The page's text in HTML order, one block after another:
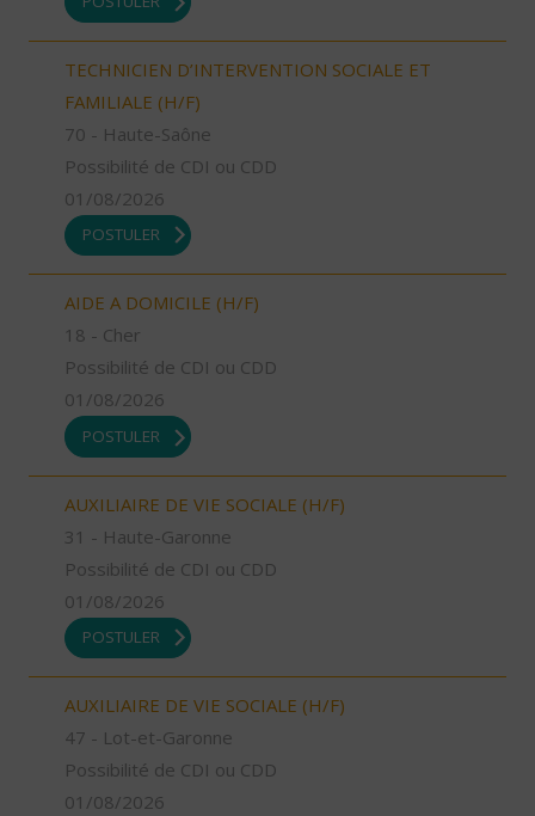
TECHNICIEN D’INTERVENTION SOCIALE ET
FAMILIALE (H/F)
70 - Haute-Saône
Possibilité de CDI ou CDD
01/08/2026
POSTULER
AIDE A DOMICILE (H/F)
18 - Cher
Possibilité de CDI ou CDD
01/08/2026
POSTULER
AUXILIAIRE DE VIE SOCIALE (H/F)
31 - Haute-Garonne
Possibilité de CDI ou CDD
01/08/2026
POSTULER
AUXILIAIRE DE VIE SOCIALE (H/F)
47 - Lot-et-Garonne
Possibilité de CDI ou CDD
01/08/2026